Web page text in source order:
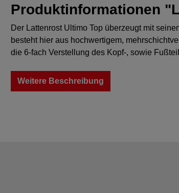
Produktinformationen
Der Lattenrost Ultimo Top überzeugt mit
besteht hier aus hochwertigem,
die 6-fach Verstellung des Kopf-, sowie
Weitere Beschreibung